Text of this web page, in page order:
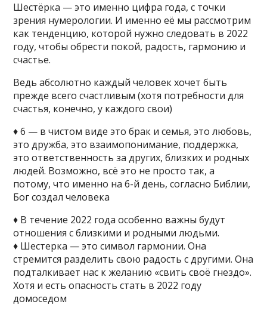
Шестёрка — это именно цифра года, с точки
зрения нумерологии. И именно её мы рассмотрим
как тенденцию, которой нужно следовать в 2022
году, чтобы обрести покой, радость, гармонию и
счастье.
Ведь абсолютно каждый человек хочет быть
прежде всего счастливым (хотя потребности для
счастья, конечно, у каждого свои)
♦ 6 — в чистом виде это брак и семья, это любовь,
это дружба, это взаимопонимание, поддержка,
это ответственность за других, близких и родных
людей. Возможно, всё это не просто так, а
потому, что именно на 6-й день, согласно Библии,
Бог создал человека
♦ В течение 2022 года особенно важны будут
отношения с близкими и родными людьми.
♦ Шестерка — это символ гармонии. Она
стремится разделить свою радость с другими. Она
подталкивает нас к желанию «свить своё гнездо».
Хотя и есть опасность стать в 2022 году
домоседом